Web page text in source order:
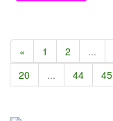
« 1 2 ...
20
... 44 45